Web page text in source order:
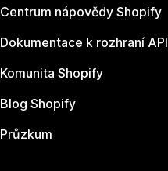
Centrum nápovědy Shopify
Dokumentace k rozhraní API
Komunita Shopify
Blog Shopify
Průzkum